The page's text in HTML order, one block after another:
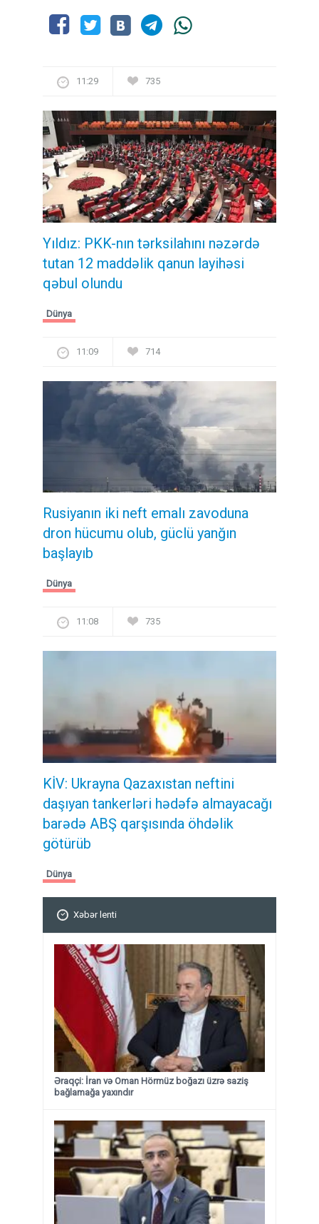
11:29 735
Yıldız: PKK-nın tərksilahını nəzərdə
tutan 12 maddəlik qanun layihəsi
qəbul olundu ​​​​​​​
Dünya
11:09 714
Rusiyanın iki neft emalı zavoduna
dron hücumu olub, güclü yanğın
başlayıb
Dünya
11:08 735
KİV: Ukrayna Qazaxıstan neftini
daşıyan tankerləri hədəfə almayacağı
barədə ABŞ qarşısında öhdəlik
götürüb
Dünya
Xəbər lenti
Əraqçi: İran və Oman Hörmüz boğazı üzrə saziş
bağlamağa yaxındır